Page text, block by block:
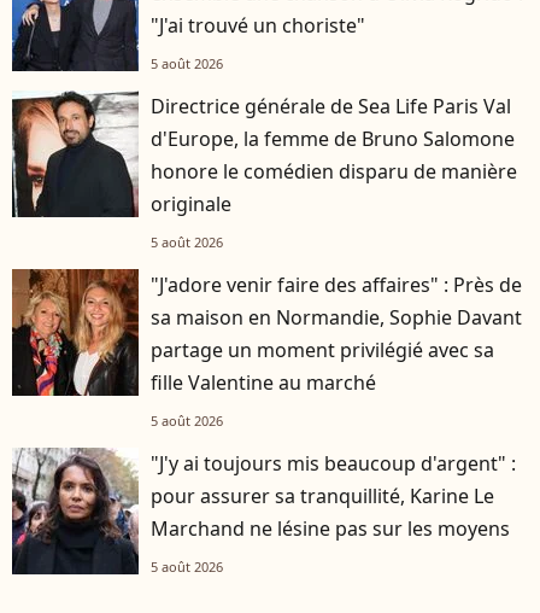
"J'ai trouvé un choriste"
5 août 2026
Directrice générale de Sea Life Paris Val
d'Europe, la femme de Bruno Salomone
honore le comédien disparu de manière
originale
5 août 2026
"J'adore venir faire des affaires" : Près de
sa maison en Normandie, Sophie Davant
partage un moment privilégié avec sa
fille Valentine au marché
5 août 2026
"J'y ai toujours mis beaucoup d'argent" :
pour assurer sa tranquillité, Karine Le
Marchand ne lésine pas sur les moyens
5 août 2026